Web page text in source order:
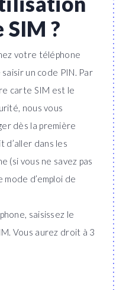
SIM ?
votre téléphone
un code PIN. Par
carte SIM est le
nous vous
dès la première
d’aller dans les
(si vous ne savez pas
d’emploi de
saisissez le
Vous aurez droit à 3